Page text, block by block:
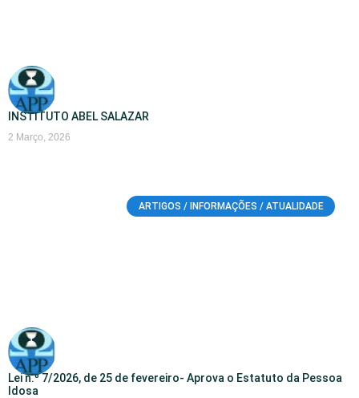
INSTITUTO ABEL SALAZAR
2 Março, 2026
ARTIGOS / INFORMAÇÕES / ATUALIDADE
Lei n.º 7/2026, de 25 de fevereiro- Aprova o Estatuto da Pessoa
Idosa